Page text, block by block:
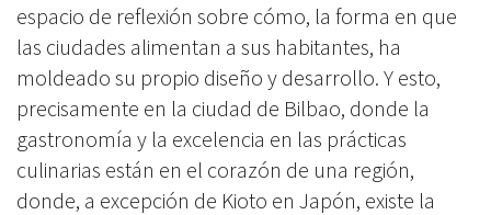
espacio de reflexión sobre cómo, la forma en que
las ciudades alimentan a sus habitantes, ha
moldeado su propio diseño y desarrollo. Y esto,
precisamente en la ciudad de Bilbao, donde la
gastronomía y la excelencia en las prácticas
culinarias están en el corazón de una región,
donde, a excepción de Kioto en Japón, existe la